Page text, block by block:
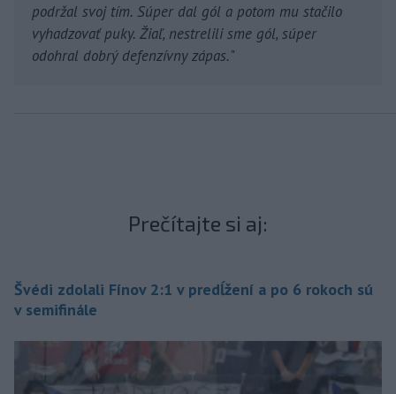
podržal svoj tím. Súper dal gól a potom mu stačilo
vyhadzovať puky. Žiaľ, nestrelili sme gól, súper
odohral dobrý defenzívny zápas."
Prečítajte si aj:
Švédi zdolali Fínov 2:1 v predĺžení a po 6 rokoch sú
v semifinále